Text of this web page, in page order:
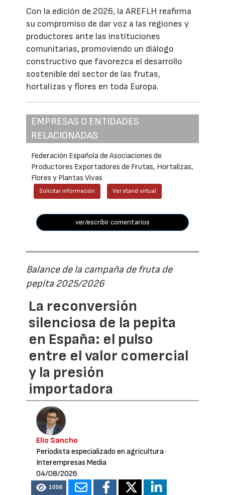
Con la edición de 2026, la AREFLH reafirma
su compromiso de dar voz a las regiones y
productores ante las instituciones
comunitarias, promoviendo un diálogo
constructivo que favorezca el desarrollo
sostenible del sector de las frutas,
hortalizas y flores en toda Europa.
EMPRESAS O ENTIDADES
RELACIONADAS
Federación Española de Asociaciones de
Productores Exportadores de Frutas, Hortalizas,
Flores y Plantas Vivas
Solicitar información Ver stand virtual
ver/escribir comentarios
Balance de la campaña de fruta de
pepita 2025/2026
La reconversión
silenciosa de la pepita
en España: el pulso
entre el valor comercial
y la presión
importadora
Elio Sancho
Periodista especializado en agricultura·
Interempresas Media
04/08/2026
1056